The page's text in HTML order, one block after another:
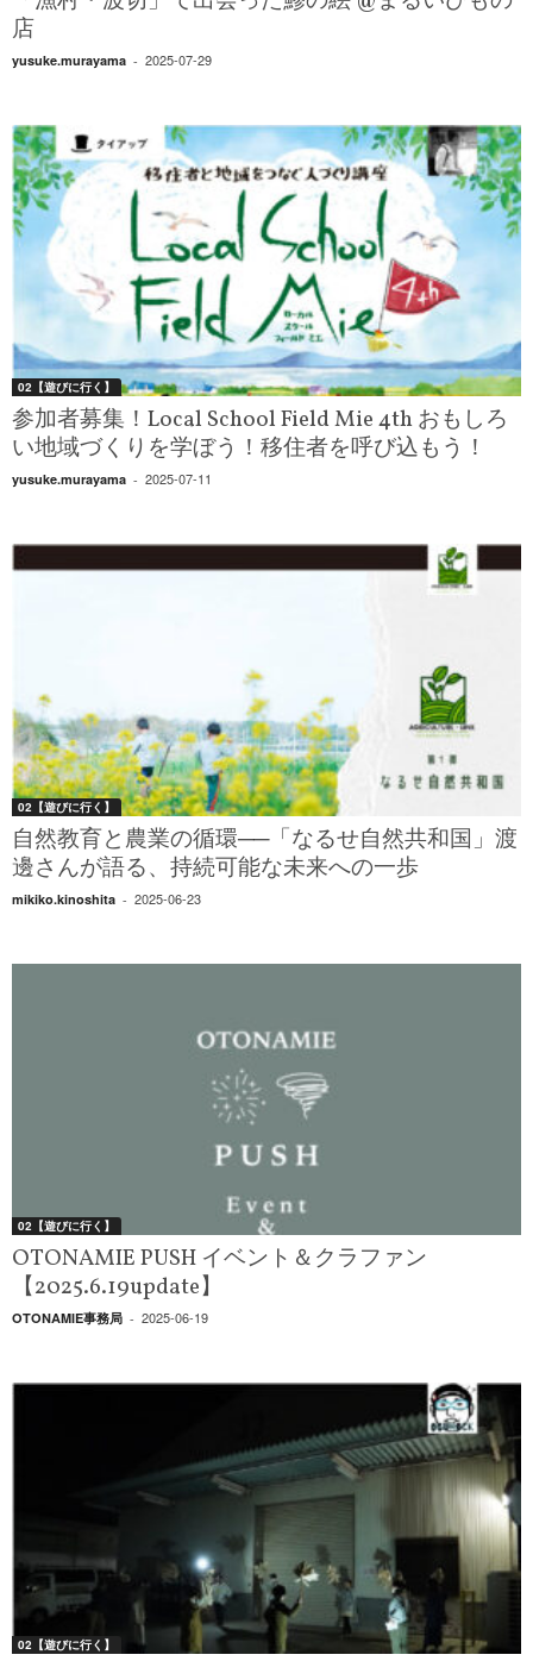
店
yusuke.murayama - 2025-07-29
02【遊びに行く】
参加者募集！Local School Field Mie 4th おもしろ
い地域づくりを学ぼう！移住者を呼び込もう！
yusuke.murayama - 2025-07-11
02【遊びに行く】
自然教育と農業の循環──「なるせ自然共和国」渡
邊さんが語る、持続可能な未来への一歩
mikiko.kinoshita - 2025-06-23
02【遊びに行く】
OTONAMIE PUSH イベント＆クラファン
【2025.6.19update】
OTONAMIE事務局 - 2025-06-19
02【遊びに行く】